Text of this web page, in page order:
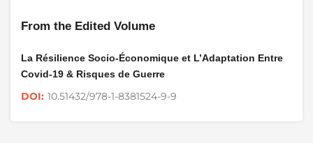
From the Edited Volume
La Résilience Socio-Économique et L’Adaptation Entre
Covid-19 & Risques de Guerre
DOI: 10.51432/978-1-8381524-9-9